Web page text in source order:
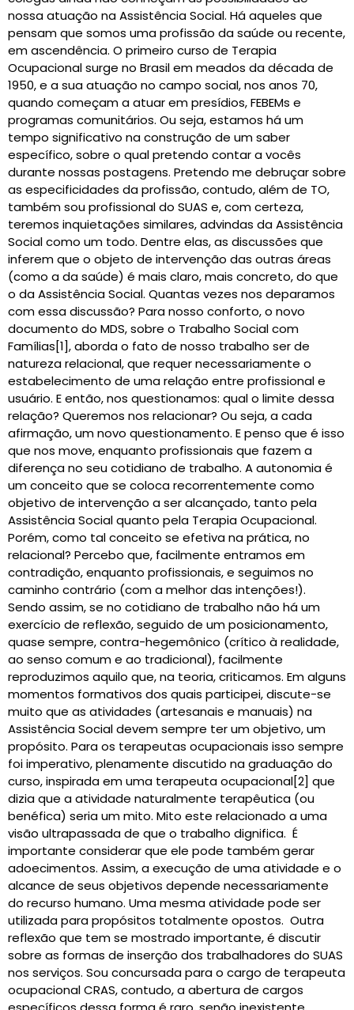
nossa atuação na Assistência Social. Há aqueles que
pensam que somos uma profissão da saúde ou recente,
em ascendência. O primeiro curso de Terapia
Ocupacional surge no Brasil em meados da década de
1950, e a sua atuação no campo social, nos anos 70,
quando começam a atuar em presídios, FEBEMs e
programas comunitários. Ou seja, estamos há um
tempo significativo na construção de um saber
específico, sobre o qual pretendo contar a vocês
durante nossas postagens. Pretendo me debruçar sobre
as especificidades da profissão, contudo, além de TO,
também sou profissional do SUAS e, com certeza,
teremos inquietações similares, advindas da Assistência
Social como um todo. Dentre elas, as discussões que
inferem que o objeto de intervenção das outras áreas
(como a da saúde) é mais claro, mais concreto, do que
o da Assistência Social. Quantas vezes nos deparamos
com essa discussão? Para nosso conforto, o novo
documento do MDS, sobre o Trabalho Social com
Famílias[1], aborda o fato de nosso trabalho ser de
natureza relacional, que requer necessariamente o
estabelecimento de uma relação entre profissional e
usuário. E então, nos questionamos: qual o limite dessa
relação? Queremos nos relacionar? Ou seja, a cada
afirmação, um novo questionamento. E penso que é isso
que nos move, enquanto profissionais que fazem a
diferença no seu cotidiano de trabalho. A autonomia é
um conceito que se coloca recorrentemente como
objetivo de intervenção a ser alcançado, tanto pela
Assistência Social quanto pela Terapia Ocupacional.
Porém, como tal conceito se efetiva na prática, no
relacional? Percebo que, facilmente entramos em
contradição, enquanto profissionais, e seguimos no
caminho contrário (com a melhor das intenções!).
Sendo assim, se no cotidiano de trabalho não há um
exercício de reflexão, seguido de um posicionamento,
quase sempre, contra-hegemônico (crítico à realidade,
ao senso comum e ao tradicional), facilmente
reproduzimos aquilo que, na teoria, criticamos. Em alguns
momentos formativos dos quais participei, discute-se
muito que as atividades (artesanais e manuais) na
Assistência Social devem sempre ter um objetivo, um
propósito. Para os terapeutas ocupacionais isso sempre
foi imperativo, plenamente discutido na graduação do
curso, inspirada em uma terapeuta ocupacional[2] que
dizia que a atividade naturalmente terapêutica (ou
benéfica) seria um mito. Mito este relacionado a uma
visão ultrapassada de que o trabalho dignifica. É
importante considerar que ele pode também gerar
adoecimentos. Assim, a execução de uma atividade e o
alcance de seus objetivos depende necessariamente
do recurso humano. Uma mesma atividade pode ser
utilizada para propósitos totalmente opostos. Outra
reflexão que tem se mostrado importante, é discutir
sobre as formas de inserção dos trabalhadores do SUAS
nos serviços. Sou concursada para o cargo de terapeuta
ocupacional CRAS, contudo, a abertura de cargos